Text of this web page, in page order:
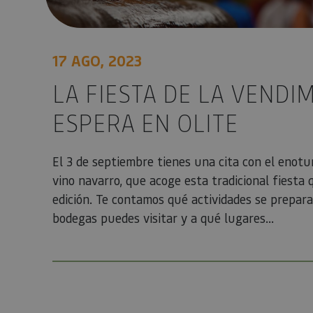
17 AGO, 2023
LA FIESTA DE LA
ESPERA EN OLITE
El 3 de septiembre tienes una cita con el
vino navarro, que acoge esta tradicional fiesta
edición. Te contamos qué actividades se
bodegas puedes visitar y a qué lugares...